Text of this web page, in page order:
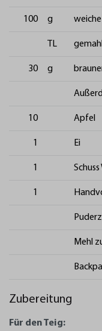
100 g
TL
30 g
10 Apfel
1 Ei
1
1
Mehl
Zubereitung
Für den Teig: